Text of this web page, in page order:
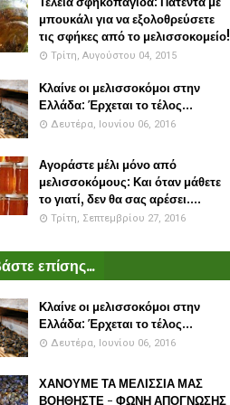
μπουκάλι για να εξολοθρεύσετε
τις σφήκες από το μελισσοκομείο!
Τρίτη, Αυγούστου 04, 2015
Κλαίνε οι μελισσοκόμοι στην
Ελλάδα: Έρχεται το τέλος...
Δευτέρα, Ιουνίου 06, 2016
Αγοράστε μέλι μόνο από
μελισσοκόμους: Και όταν μάθετε
το γιατί, δεν θα σας αρέσει....
Τρίτη, Σεπτεμβρίου 27, 2016
επίσης...
Κλαίνε οι μελισσοκόμοι στην
Ελλάδα: Έρχεται το τέλος...
Δευτέρα, Ιουνίου 06, 2016
ΧΑΝΟΥΜΕ ΤΑ ΜΕΛΙΣΣΙΑ ΜΑΣ
ΒΟΗΘΗΣΤΕ - ΦΩΝΗ ΑΠΟΓΝΩΣΗΣ